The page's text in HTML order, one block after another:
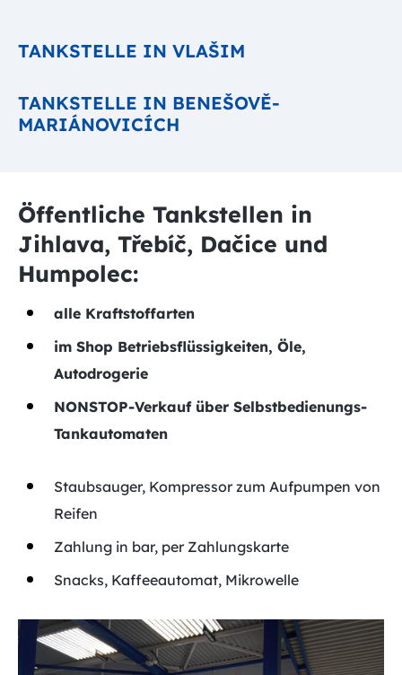
TANKSTELLE IN VLAŠIM
TANKSTELLE IN BENEŠOVĚ-
MARIÁNOVICÍCH
Öffentliche Tankstellen in
Jihlava, Třebíč, Dačice und
Humpolec:
alle Kraftstoffarten
im Shop Betriebsflüssigkeiten, Öle,
Autodrogerie
NONSTOP-Verkauf über Selbstbedienungs-
Tankautomaten
Staubsauger, Kompressor zum Aufpumpen von
Reifen
Zahlung in bar, per Zahlungskarte
Snacks, Kaffeeautomat, Mikrowelle